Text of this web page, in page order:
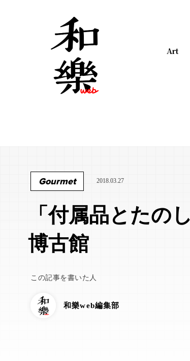
Art
Gourmet 2018.03.27
「付属品とたの
博古館
この記事を書いた人
和樂web編集部